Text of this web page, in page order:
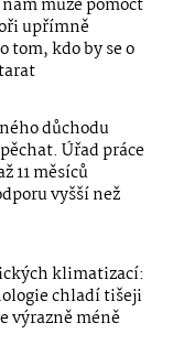
upřímně
tom, kdo by se o
důchodu
Úřad práce
11 měsíců
vyšší než
klimatizací:
chladí tišeji
výrazně méně